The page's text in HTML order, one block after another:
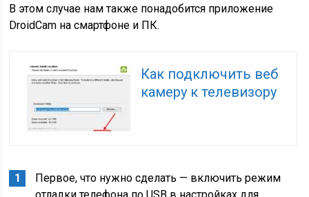
В этом случае нам также понадобится приложение
DroidCam на смартфоне и ПК.
Как подключить веб
камеру к телевизору
Первое, что нужно сделать — включить режим